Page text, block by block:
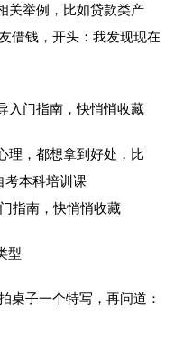
关举例，比如贷款类产
借钱，开头： 我发现现在
理，都想拿到好处，比
考本科培训课
型
桌子一个特写，再问道：